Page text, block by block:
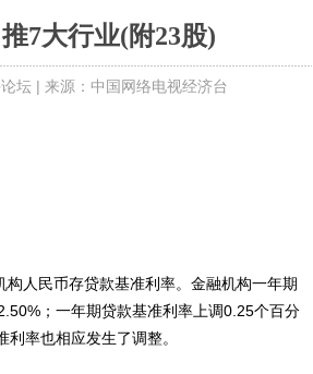
7大行业(附23股)
坛| 来源：中国网络电视经济台
人民币存贷款基准利率。金融机构一年期
；一年期贷款基准利率上调0.25个百分
率也相应发生了调整。